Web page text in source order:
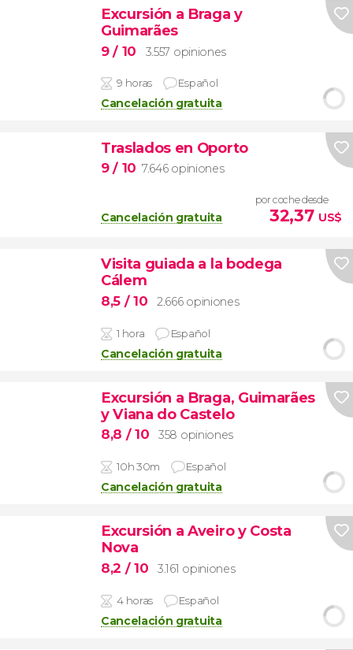
Excursión a Braga y
Guimarães
9/ 10 3.557 opiniones
9 horas Español
Cancelación gratuita
Traslados en Oporto
9/ 10 7.646 opiniones
Cancelación gratuita
por coche desde
32,37 US$
Visita guiada a la bodega
Cálem
8,5 / 10 2.666 opiniones
1 hora Español
Cancelación gratuita
Excursión a Braga, Guimarães
y Viana do Castelo
8,8 / 10 358 opiniones
10h 30m Español
Cancelación gratuita
Excursión a Aveiro y Costa
Nova
8,2 / 10 3.161 opiniones
4 horas Español
Cancelación gratuita